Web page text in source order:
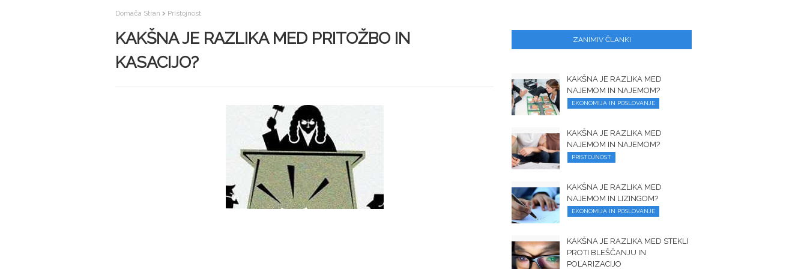
Domača Stran Pristojnost
KAKŠNA JE RAZLIKA MED PRITOŽBO IN
KASACIJO?
ZANIMIV ČLANKI
KAKŠNA JE RAZLIKA MED
NAJEMOM IN NAJEMOM?
EKONOMIJA IN POSLOVANJE
KAKŠNA JE RAZLIKA MED
NAJEMOM IN NAJEMOM?
PRISTOJNOST
KAKŠNA JE RAZLIKA MED
NAJEMOM IN LIZINGOM?
EKONOMIJA IN POSLOVANJE
KAKŠNA JE RAZLIKA MED STEKLI
PROTI BLEŠČANJU IN
POLARIZACIJO